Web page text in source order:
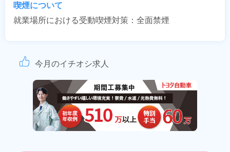
喫煙について
就業場所における受動喫煙対策：全面禁煙
今月のイチオシ求人